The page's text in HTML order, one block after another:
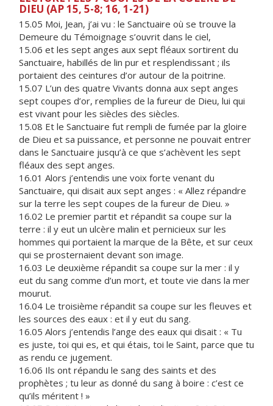
DIEU (AP 15, 5-8; 16, 1-21)
15.05 Moi, Jean, j’ai vu : le Sanctuaire où se trouve la
Demeure du Témoignage s’ouvrit dans le ciel,
15.06 et les sept anges aux sept fléaux sortirent du
Sanctuaire, habillés de lin pur et resplendissant ; ils
portaient des ceintures d’or autour de la poitrine.
15.07 L’un des quatre Vivants donna aux sept anges
sept coupes d’or, remplies de la fureur de Dieu, lui qui
est vivant pour les siècles des siècles.
15.08 Et le Sanctuaire fut rempli de fumée par la gloire
de Dieu et sa puissance, et personne ne pouvait entrer
dans le Sanctuaire jusqu’à ce que s’achèvent les sept
fléaux des sept anges.
16.01 Alors j’entendis une voix forte venant du
Sanctuaire, qui disait aux sept anges : « Allez répandre
sur la terre les sept coupes de la fureur de Dieu. »
16.02 Le premier partit et répandit sa coupe sur la
terre : il y eut un ulcère malin et pernicieux sur les
hommes qui portaient la marque de la Bête, et sur ceux
qui se prosternaient devant son image.
16.03 Le deuxième répandit sa coupe sur la mer : il y
eut du sang comme d’un mort, et toute vie dans la mer
mourut.
16.04 Le troisième répandit sa coupe sur les fleuves et
les sources des eaux : et il y eut du sang.
16.05 Alors j’entendis l’ange des eaux qui disait : « Tu
es juste, toi qui es, et qui étais, toi le Saint, parce que tu
as rendu ce jugement.
16.06 Ils ont répandu le sang des saints et des
prophètes ; tu leur as donné du sang à boire : c’est ce
qu’ils méritent ! »